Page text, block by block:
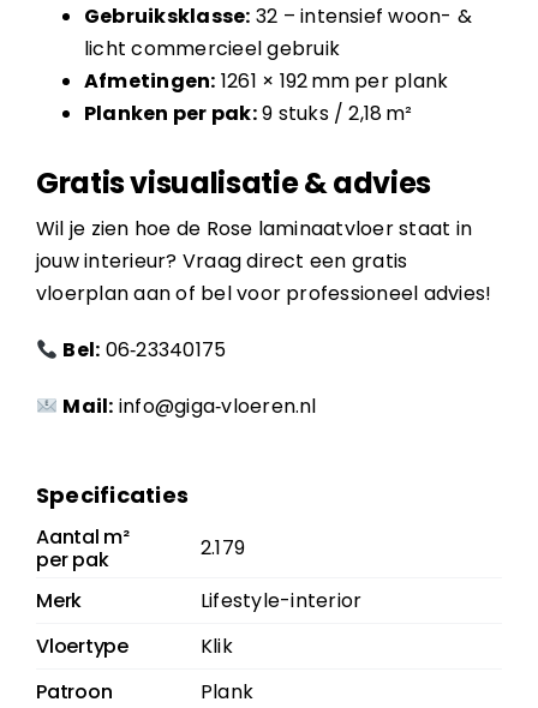
Gebruiksklasse: 32 – intensief woon- &
licht commercieel gebruik
Afmetingen: 1261 × 192 mm per plank
Planken per pak:9 stuks / 2,18 m²
Gratis visualisatie & advies
Wil je zien hoe de Rose laminaatvloer staat in
jouw interieur? Vraag direct een gratis
vloerplan aan of bel voor professioneel advies!
Bel: 06‑23340175
Mail: info@giga‑vloeren.nl
Specificaties
Aantal m²
per pak
2.179
Merk
Lifestyle-interior
Vloertype
Klik
Patroon
Plank